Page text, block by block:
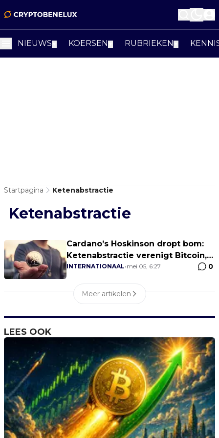
NIEUWS KOERSEN RUBRIEKEN
Startpagina Ketenabstractie
Ketenabstractie
Cardano’s Hoskinson dropt bom:
Ketenabstractie verenigt Bitcoin,
Ethereum en meer!
INTERNATIONAAL•mei 05, 6:27 0
Meer artikelen
LEES OOK